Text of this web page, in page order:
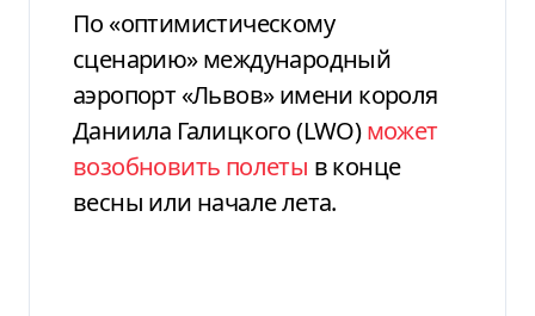
По «оптимистическому
сценарию» международный
аэропорт «Львов» имени короля
Даниила Галицкого (LWO)может
возобновить полеты в конце
весны или начале лета.